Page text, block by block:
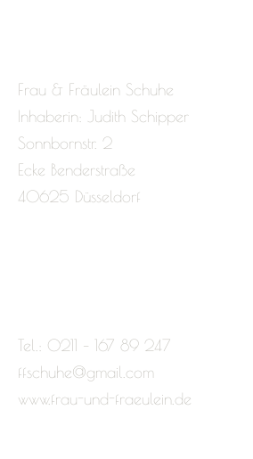
Frau & Fräulein Schuhe
Inhaberin: Judith Schipper
Sonnbornstr. 2
Ecke Benderstraße
40625 Düsseldorf
Tel.: 0211 – 167 89 247
ffschuhe@gmail.com
www.frau-und-fraeulein.de